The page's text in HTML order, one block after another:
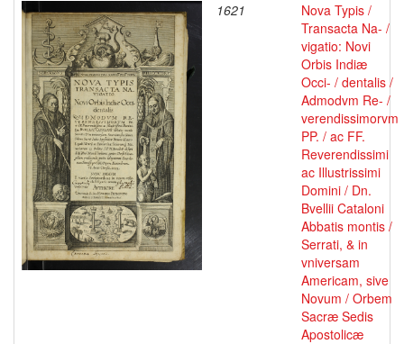
1621
Nova Typis /
Transacta Na- /
vigatio: Novi
Orbis Indiæ
Occi- / dentalis /
Admodvm Re- /
verendissimorvm
PP. / ac FF.
Reverendissimi
ac Illustrissimi
Domini / Dn.
Bvellii Cataloni
Abbatis montis /
Serrati, & in
vniversam
Americam, sive
Novum / Orbem
Sacræ Sedis
Apostolicæ